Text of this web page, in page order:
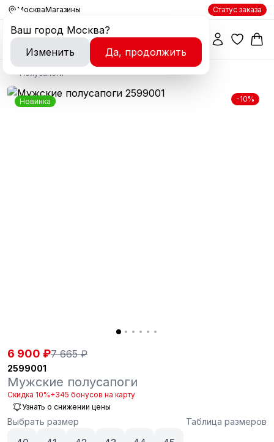
Москва
Ваш город Москва?
Изменить
Да, продолжить
Магазины Статус заказа
Полусапоги
Новинка -10%
6 900 ₽7 665 ₽
2599001
Мужские полусапоги
Скидка 10%+345 бонусов на карту
Узнать о снижении цены
Выбрать размер Таблица размеров